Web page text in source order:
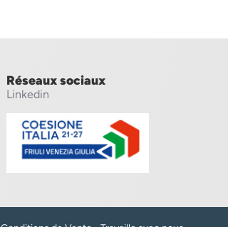
Réseaux sociaux
Linkedin